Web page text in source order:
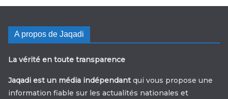
A propos de Jaqadi
La vérité en toute transparence
Jaqadi est un média indépendant qui vous propose une
information fiable sur les actualités nationales et